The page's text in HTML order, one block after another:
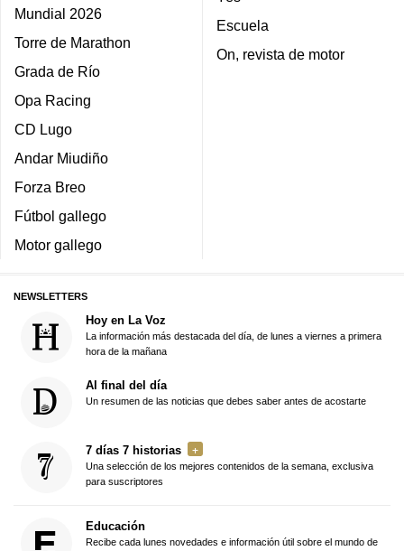
Mundial 2026
Torre de Marathon
Grada de Río
Opa Racing
CD Lugo
Andar Miudiño
Forza Breo
Fútbol gallego
Motor gallego
Escuela
On, revista de motor
NEWSLETTERS
Hoy en La Voz
La información más destacada del día, de lunes a viernes a primera
hora de la mañana
Al final del día
Un resumen de las noticias que debes saber antes de acostarte
7 días 7 historias
Una selección de los mejores contenidos de la semana, exclusiva
para suscriptores
Educación
Recibe cada lunes novedades e información útil sobre el mundo de